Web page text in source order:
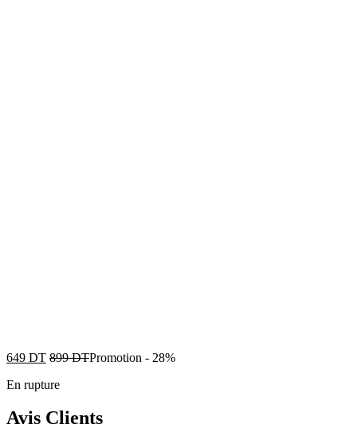
649 DT 899DTPromotion - 28%
En rupture
Avis Clients